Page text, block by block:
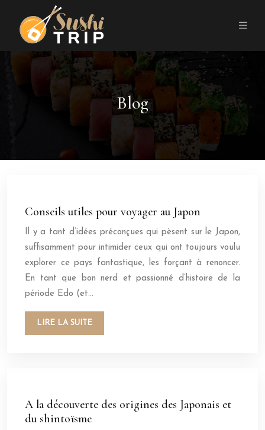
Blog
Conseils utiles pour voyager au Japon
Il y a tant d’idées préconçues qui pèsent sur le Japon,
suffisamment pour intimider ceux qui ont toujours voulu
explorer ce pays fantastique, les forçant à renoncer.
En tant que bon nerd et passionné d’histoire de la
période Edo (et…
LIRE LA SUITE
A la découverte des origines des Japonais et
du shintoïsme